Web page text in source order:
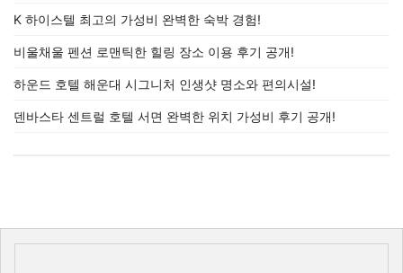
K 하이스텔 최고의 가성비 완벽한 숙박 경험!
비울채울 펜션 로맨틱한 힐링 장소 이용 후기 공개!
하운드 호텔 해운대 시그니처 인생샷 명소와 편의시설!
덴바스타 센트럴 호텔 서면 완벽한 위치 가성비 후기 공개!